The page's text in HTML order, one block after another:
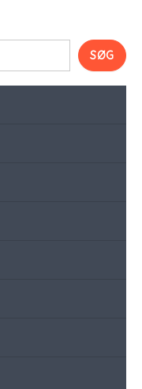
SØG